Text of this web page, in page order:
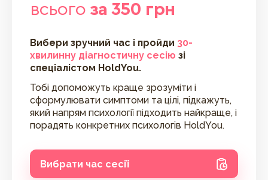
всього за 350 грн
Вибери зручний час і пройди 30-
хвилинну діагностичну сесію зі
спеціалістом HoldYou.
Тобі допоможуть краще зрозуміти і
сформулювати симптоми та цілі, підкажуть,
який напрям психології підходить найкраще, і
порадять конкретних психологів HoldYou.
Вибрати час сесії